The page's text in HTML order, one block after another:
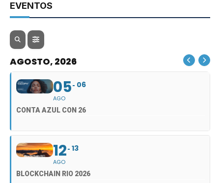
EVENTOS
AGOSTO, 2026
05
AGO
06
CONTA AZUL CON 26
12
AGO
13
BLOCKCHAIN RIO 2026